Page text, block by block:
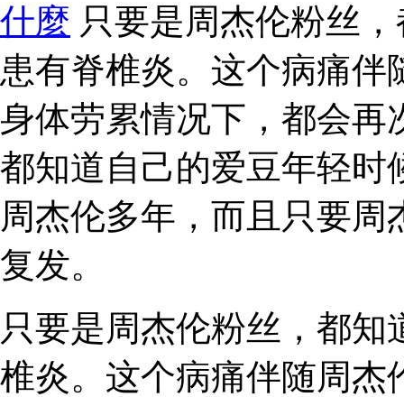
什麼 只要是周杰伦粉丝
患有脊椎炎。这个病痛
身体劳累情况下，都会再
都知道自己的爱豆年轻时
周杰伦多年，而且只要
复发。
只要是周杰伦粉丝，都
椎炎。这个病痛伴随周杰